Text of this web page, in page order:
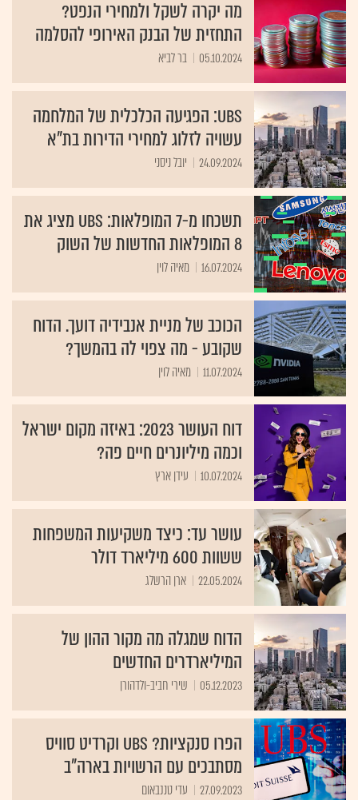
מה יקרה לשקל ולמחירי הנפט?
התחזית של הבנק האירופי להסלמה
05.10.2024 בר לביא
UBS: הפגיעה הכלכלית של המלחמה
עשויה לזלוג למחירי הדירות בת"א
24.09.2024 יובל ניסני
תשכחו מ-7 המופלאות: UBS מציג את
8 המופלאות החדשות של השוק
16.07.2024 מאיה לוין
הכוכב של מניית אנבידיה דועך. הדוח
שקובע - מה צפוי לה בהמשך?
11.07.2024 מאיה לוין
דוח העושר 2023: באיזה מקום ישראל
וכמה מיליונרים חיים פה?
10.07.2024 עידן ארץ
עושר עד: כיצד משקיעות המשפחות
ששוות 600 מיליארד דולר
22.05.2024 ארן הרשלג
הדוח שמגלה מה מקור ההון של
המיליארדרים החדשים
05.12.2023 שירי חביב-ולדהורן
הפרו סנקציות? UBS וקרדיט סוויס
מסתבכים עם הרשויות בארה"ב
27.09.2023 עדי טננבאום